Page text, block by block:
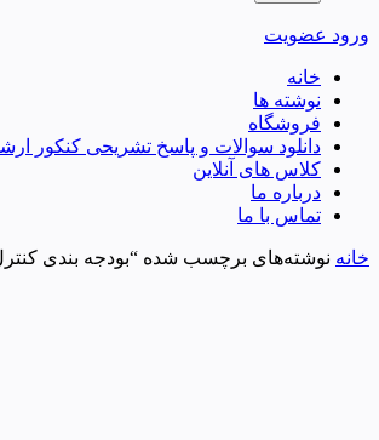
ورود عضویت
خانه
نوشته ها
فروشگاه
دانلود سوالات و پاسخ تشریحی کنکور
کلاس های آنلاین
درباره ما
تماس با ما
خانه نوشته‌های برچسب شده “بودجه بندی کنترل